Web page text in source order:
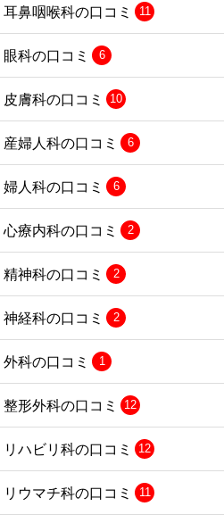
耳鼻咽喉科の口コミ 11
眼科の口コミ 6
皮膚科の口コミ 10
産婦人科の口コミ 6
婦人科の口コミ 6
心療内科の口コミ 2
精神科の口コミ 2
神経科の口コミ 2
外科の口コミ 1
整形外科の口コミ 12
リハビリ科の口コミ 12
リウマチ科の口コミ 11